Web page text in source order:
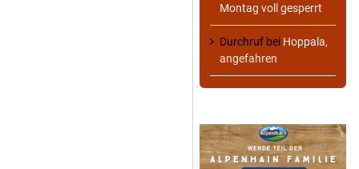
Montag voll gesperrt
Durchruf bei Hoppala,
angefahren